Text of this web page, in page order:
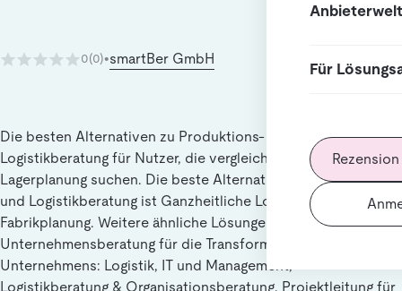
Anbieterwelt
Für
0(0)•smartBer GmbH
Die besten Alternativen zu Produktions- und
Logistikberatung für Nutzer, die vergleichbare Lösungen in
Lagerplanung suchen. Die beste Alternative zu Produktions-
und Logistikberatung ist Ganzheitliche Logistikplanung und
Fabrikplanung. Weitere ähnliche Lösungen sind Die
Unternehmensberatung für die Transformation Ihres
Unternehmens: Logistik, IT und Management,
Logistikberatung & Organisationsberatung, Projektleitung für